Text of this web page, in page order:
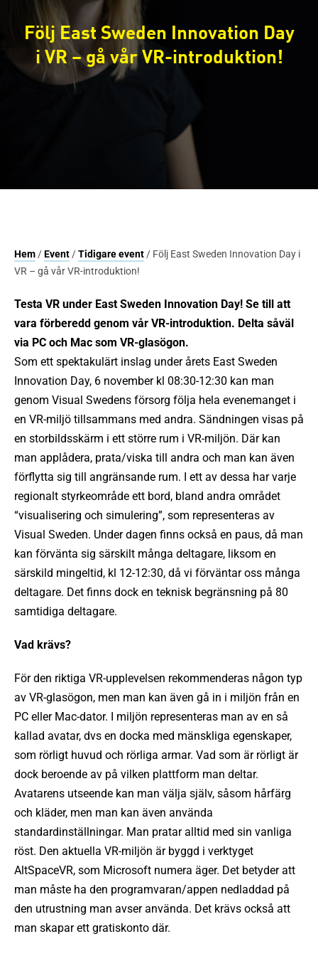
Följ East Sweden Innovation Day
i VR – gå vår VR-introduktion!
Hem/Event/Tidigare event/ Följ East Sweden Innovation Day i
VR – gå vår VR-introduktion!
Testa VR under East Sweden Innovation Day! Se till att
vara förberedd genom vår VR-introduktion. Delta såväl
via PC och Mac som VR-glasögon.
Som ett spektakulärt inslag under årets East Sweden
Innovation Day, 6 november kl 08:30-12:30 kan man
genom Visual Swedens försorg följa hela evenemanget i
en VR-miljö tillsammans med andra. Sändningen visas på
en storbildsskärm i ett större rum i VR-miljön. Där kan
man applådera, prata/viska till andra och man kan även
förflytta sig till angränsande rum. I ett av dessa har varje
regionalt styrkeområde ett bord, bland andra området
“visualisering och simulering”, som representeras av
Visual Sweden. Under dagen finns också en paus, då man
kan förvänta sig särskilt många deltagare, liksom en
särskild mingeltid, kl 12-12:30, då vi förväntar oss många
deltagare. Det finns dock en teknisk begränsning på 80
samtidiga deltagare.
Vad krävs?
För den riktiga VR-upplevelsen rekommenderas någon typ
av VR-glasögon, men man kan även gå in i miljön från en
PC eller Mac-dator. I miljön representeras man av en så
kallad avatar, dvs en docka med mänskliga egenskaper,
som rörligt huvud och rörliga armar. Vad som är rörligt är
dock beroende av på vilken plattform man deltar.
Avatarens utseende kan man välja själv, såsom hårfärg
och kläder, men man kan även använda
standardinställningar. Man pratar alltid med sin vanliga
röst. Den aktuella VR-miljön är byggd i verktyget
AltSpaceVR, som Microsoft numera äger. Det betyder att
man måste ha den programvaran/appen nedladdad på
den utrustning man avser använda. Det krävs också att
man skapar ett gratiskonto där.